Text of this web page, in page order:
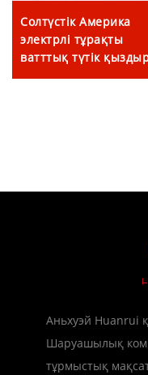
Солтүстік Америка
электрлі тұрақты
ватттық түтік
кабелі PHC
Аньхуэй Huanrui
Шаруашылық
тұрмыстық